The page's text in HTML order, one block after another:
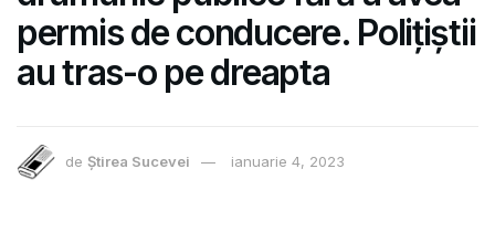
permis de conducere. Polițiștii
au tras-o pe dreapta
de Știrea Sucevei ianuarie 4, 2023